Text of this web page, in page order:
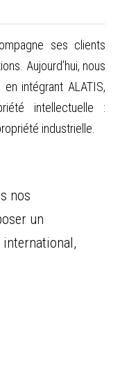
ses clients
Aujourd’hui, nous
intégrant ALATIS,
intellectuelle :
industrielle.
nos
un
international,